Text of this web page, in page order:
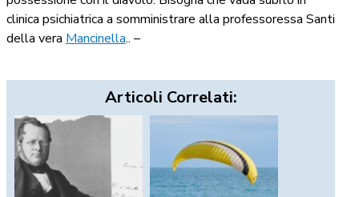
clinica psichiatrica a somministrare alla professoressa Santi
della vera Mancinella.. –
Articoli Correlati: